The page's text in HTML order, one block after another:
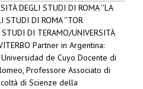
DEGLI STUDI DI ROMA ''LA
STUDI DI ROMA ''TOR
STUDI DI TERAMO/UNIVERSITÀ
Partner in Argentina:
de Cuyo Docente di
Professore Associato di
di Scienze della